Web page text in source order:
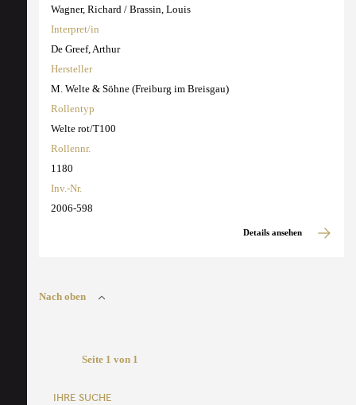
Wagner, Richard / Brassin, Louis
Interpret/in
De Greef, Arthur
Hersteller
M. Welte & Söhne (Freiburg im Breisgau)
Rollentyp
Welte rot/T100
Rollennr.
1180
Inv.-Nr.
2006-598
Details ansehen
Nach oben
Seite 1 von 1
IHRE SUCHE